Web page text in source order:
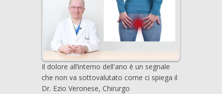
Il dolore all’interno dell'ano è un segnale
che non va sottovalutato come ci spiega il
Dr. Ezio Veronese, Chirurgo